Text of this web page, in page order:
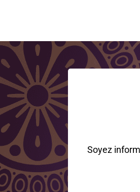
Soyez